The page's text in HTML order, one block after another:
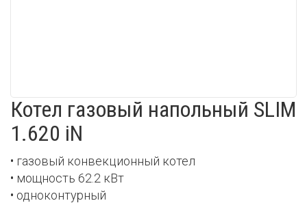
Котел газовый напольный SLIM
1.620 iN
• газовый конвекционный котел
• мощность 62.2 кВт
• одноконтурный